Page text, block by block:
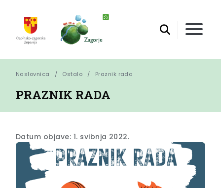
Naslovnica Ostalo Praznik rada
PRAZNIK RADA
Datum objave: 1. svibnja 2022.